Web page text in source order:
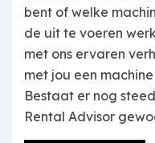
bent of welke
de uit te voeren
met ons ervaren
met jou een
Bestaat er nog
Rental Advisor